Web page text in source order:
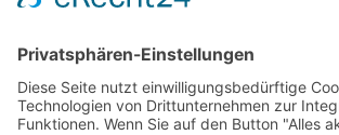
Sponsoren
Kontakt